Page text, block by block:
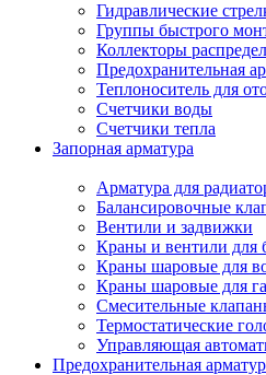
Гидравлические
Группы быстрого
Коллекторы
Предохранительная
Теплоноситель для
Счетчики воды
Счетчики тепла
Запорная арматура
Арматура для
Балансировочные
Вентили и задвижки
Краны и вентили для
Краны шаровые для
Краны шаровые для
Смесительные
Термостатические
Управляющая
Предохранительная